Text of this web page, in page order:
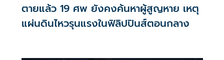
ตายแล้ว 19 ศพ ยังคงค้นหาผู้สูญหาย เหตุ
แผ่นดินไหวรุนแรงในฟิลิปปินส์ตอนกลาง